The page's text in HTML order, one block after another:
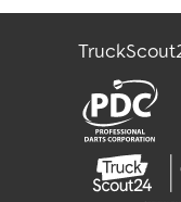
abonnez-vous à notre